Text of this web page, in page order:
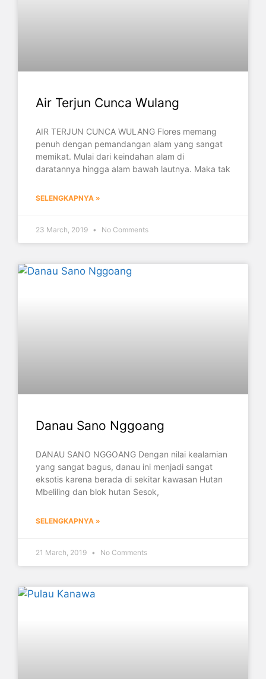
Air Terjun Cunca Wulang
AIR TERJUN CUNCA WULANG Flores memang
penuh dengan pemandangan alam yang sangat
memikat. Mulai dari keindahan alam di
daratannya hingga alam bawah lautnya. Maka tak
SELENGKAPNYA »
23 March, 2019 No Comments
Danau Sano Nggoang
DANAU SANO NGGOANG Dengan nilai kealamian
yang sangat bagus, danau ini menjadi sangat
eksotis karena berada di sekitar kawasan Hutan
Mbeliling dan blok hutan Sesok,
SELENGKAPNYA »
21 March, 2019 No Comments